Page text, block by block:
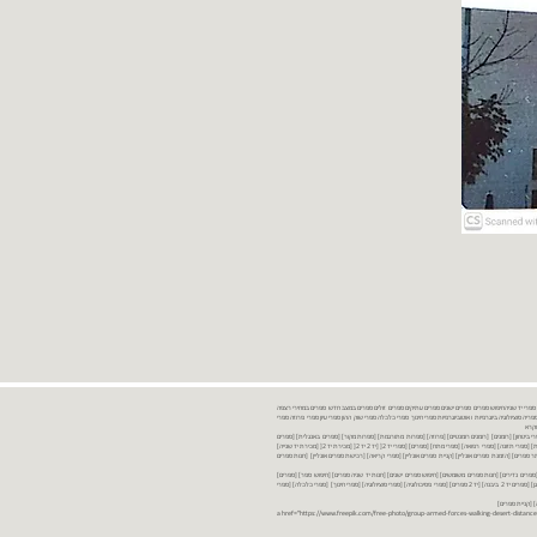
ספרים יד שניה ספרים משומשים ספרים חדשים ספרים יד 2 מכירת ספרים יד שניה ספרי יד שניהחיפוש ספרים ספרים ישנים ספרים עתיקים ספרים זולים ספרים במצב חדש ספרים במחירי רצפה
במבצע ספרים יד 2 ברמת גן ספרים יד 2 ביבנה יד 2 ספרים ספרי פסיכולוגיה ספריה סוציולוגיה ביוגרפיות ו אוטוביוגרפיות ספרי חינוך ספרי כלכלה ספרי שוק ההון ספרי עיון ספרי פרוזה ספרי
ביטחון] [רומנים] [רומנים רומנטיים] [פרוזה] [ספרות מתורגמת] [ספרות מקור] [ספרים באנגלית] [ספרים
חדשים מהחנות] [ספרים מומלצים] [ספרי בישול] [ספרי עידן חדש] [ספרי עסקים] [ספרי מורשת] [מחזות] [ספרי שירה] [ספרי בריאות] [ספרי תזונה] [ספרי רפואה] [ספרי מתח] [ספרים] [ספרי יד 2[ [יד 2 יד 2[ [מכירת יד 2[ [מכירת יד שנייה]
יד 2[ [ספר] [ספרים יד 2[ [הזמנת ספרים] [יד 2 ספרים] [ספרים בזול] [אתר ספרים] [הזמנת ספרים אונליין] [קניית ספרים אונליין] [ספרי קריאה] [רכישת ספרים אונליין] [חנות ספרים
נדירים] [חנות ספרים משומשים] [חיפוש ספרים ישנים] [חנות יד שניה ספרים] [חיפוש ספר] [ספרים]
[חנות ספרים זולים] [ספרים חדשים] [ספרים במחירי רצפה] [ספרים במשלוח חינם] [ספרים במשלוח עד הבית] [ספרים יד 2 ברמת גן] [ספרים יד 2 ביבנה] [יד 2 ספרים] [ספרי פסיכולוגיה] [ספרי סוציולוגיה] [ספרי חינוך] [ספרי כלכלה] [ספרי
[קניית ספרים]
<a href="https://www.freepik.com/free-photo/group-armed-forces-walking-desert-